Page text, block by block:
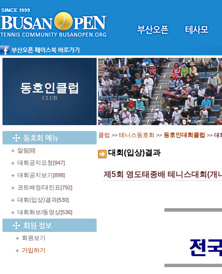
동호인클럽
CLUB
알림[0]
대회공지요청[947]
대회공지보기 [898]
코트배정/대진표[792]
대회(입상)결과[530]
대회화보/동영상[536]
회원보기
가입하기
클럽 >> 테니스동호회 >> 동호인대회클럽 >> 대
대회(입상)결과
제5회 영도태종배 테니스대회(개